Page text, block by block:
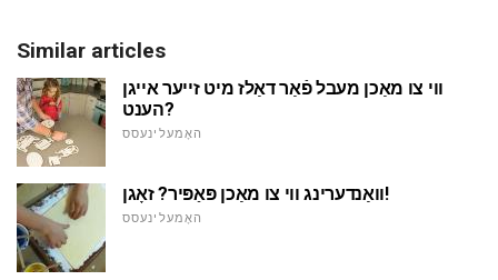
Similar articles
ווי צו מאַכן מעבל פֿאַר דאַלז מיט זייער אייגן
הענט?
האָמעלינעסס
וואַנדערינג ווי צו מאַכן פּאַפּיר? זאָגן!
האָמעלינעסס